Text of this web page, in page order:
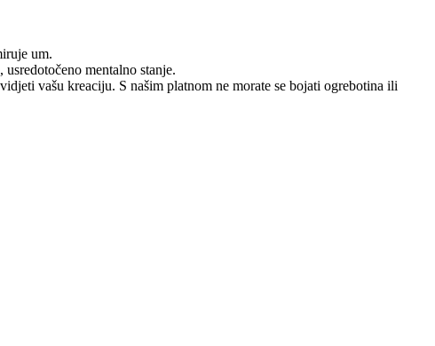
um.
mentalno stanje.
vašu kreaciju. S našim platnom ne morate se bojati ogrebotina ili